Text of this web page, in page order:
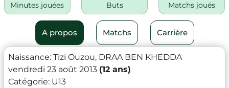
Minutes jouées Buts Matchs joués
A propos Matchs Carrière
Naissance: Tizi Ouzou, DRAA BEN KHEDDA
vendredi 23 août 2013 (12 ans)
Catégorie: U13